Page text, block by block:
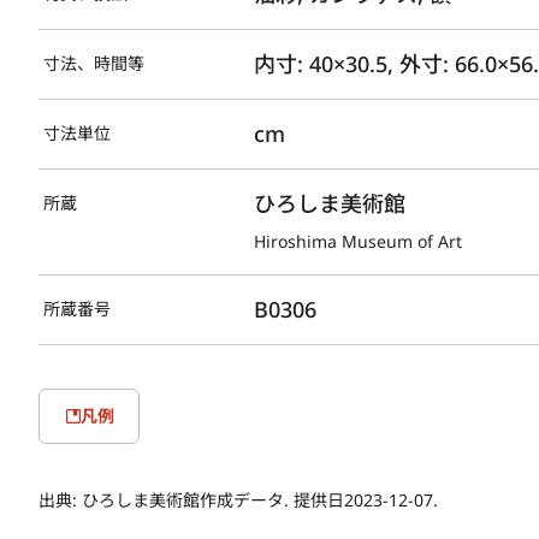
寸法、時間等 内寸: 40×30.5, 外寸:
寸法単位 cm
所蔵 ひろしま美術館
Hiroshima Museum of Art
所蔵番号 B0306
凡例
出典: ひろしま美術館作成データ. 提供日2023-12-07.